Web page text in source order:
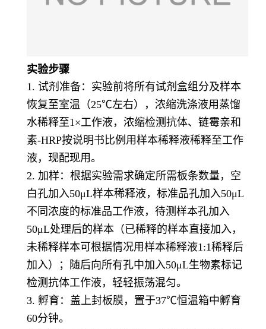
实验步骤
1. 试剂准备：实验前将所有试剂盒组分及样本
恢复至室温（25℃左右），浓缩洗涤液用蒸馏
水稀释至1×工作液，浓缩检测抗体、链霉亲和
素-HRP按说明书比例用样本稀释液稀释至工作
液，现配现用。
2. 加样：根据实验需求确定所需板条数量，空
白孔加入50μL样本稀释液，标准品孔加入50μL
不同浓度的标准品工作液，待测样本孔加入
50μL处理后的样本（已稀释的样本直接加入，
未稀释样本可根据情况用样本稀释液1:1稀释后
加入）；随后向所有孔中加入50μL生物素标记
检测抗体工作液，轻轻振荡混匀。
3. 孵育：盖上封板膜，置于37℃恒温箱中孵育
60分钟。